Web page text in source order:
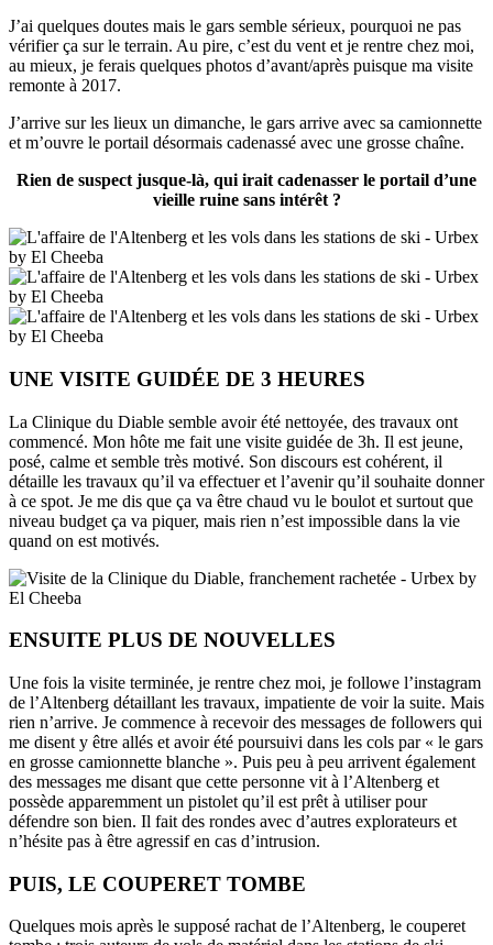
J’ai quelques doutes mais le gars semble sérieux, pourquoi ne pas
vérifier ça sur le terrain. Au pire, c’est du vent et je rentre chez moi,
au mieux, je ferais quelques photos d’avant/après puisque ma visite
remonte à 2017.
J’arrive sur les lieux un dimanche, le gars arrive avec sa camionnette
et m’ouvre le portail désormais cadenassé avec une grosse chaîne.
Rien de suspect jusque-là, qui irait cadenasser le portail d’une
vieille ruine sans intérêt ?
UNE VISITE GUIDÉE DE 3 HEURES
La Clinique du Diable semble avoir été nettoyée, des travaux ont
commencé. Mon hôte me fait une visite guidée de 3h. Il est jeune,
posé, calme et semble très motivé. Son discours est cohérent, il
détaille les travaux qu’il va effectuer et l’avenir qu’il souhaite donner
à ce spot. Je me dis que ça va être chaud vu le boulot et surtout que
niveau budget ça va piquer, mais rien n’est impossible dans la vie
quand on est motivés.
ENSUITE PLUS DE NOUVELLES
Une fois la visite terminée, je rentre chez moi, je followe l’instagram
de l’Altenberg détaillant les travaux, impatiente de voir la suite. Mais
rien n’arrive. Je commence à recevoir des messages de followers qui
me disent y être allés et avoir été poursuivi dans les cols par « le gars
en grosse camionnette blanche ». Puis peu à peu arrivent également
des messages me disant que cette personne vit à l’Altenberg et
possède apparemment un pistolet qu’il est prêt à utiliser pour
défendre son bien. Il fait des rondes avec d’autres explorateurs et
n’hésite pas à être agressif en cas d’intrusion.
PUIS, LE COUPERET TOMBE
Quelques mois après le supposé rachat de l’Altenberg, le couperet